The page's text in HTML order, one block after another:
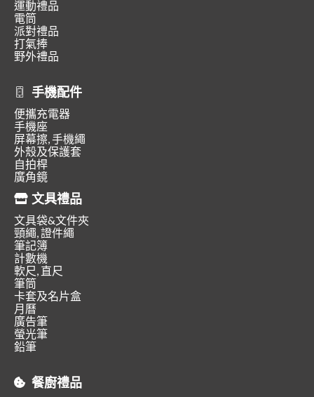
運動禮品
電筒
派對禮品
打氣捧
野外禮品
手機配件
便攜充電器
手機座
屏幕擦, 手機繩
外殼及保護套
自拍桿
廣角鏡
文具禮品
文具袋&文件夾
頸繩, 證件繩
筆記簿
計數機
軟尺, 直尺
筆筒
卡套及名片盒
月曆
廣告筆
螢光筆
鉛筆
餐廚禮品